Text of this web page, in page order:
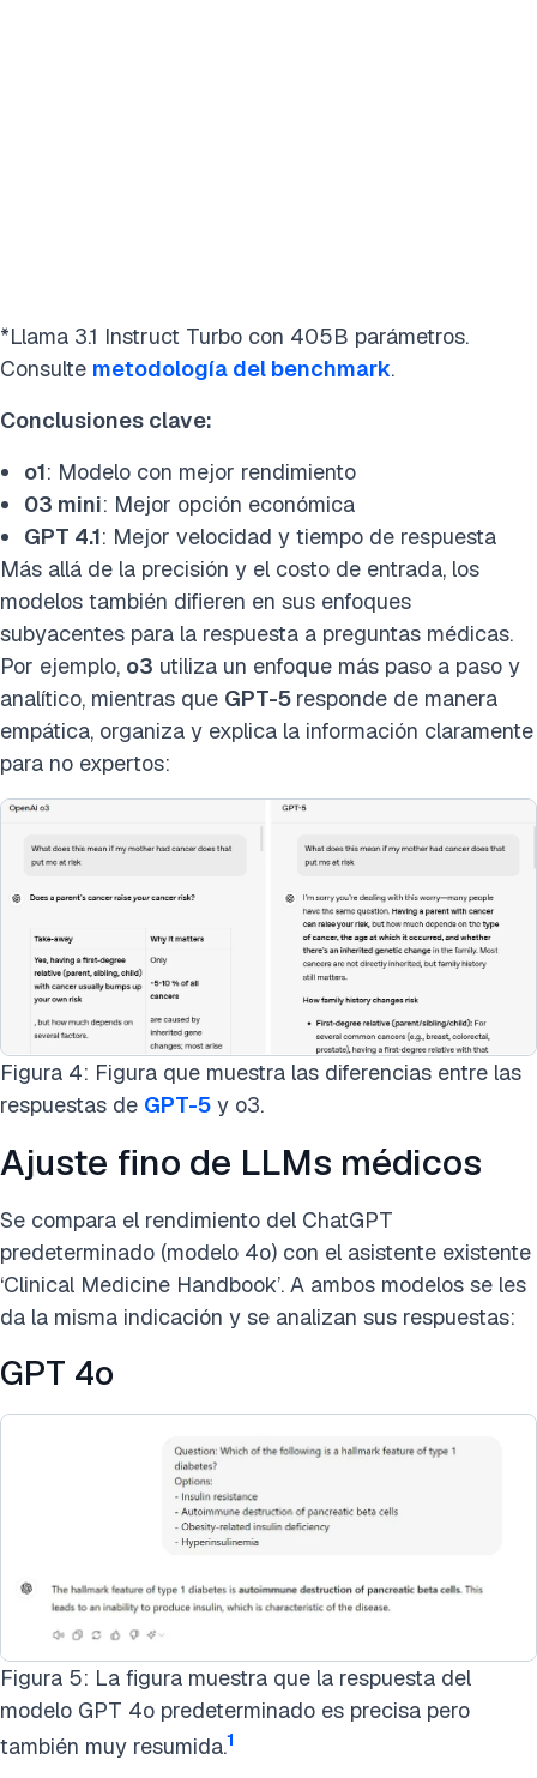
*Llama 3.1 Instruct Turbo con 405B parámetros.
Consulte metodología del benchmark.
Conclusiones clave:
o1: Modelo con mejor rendimiento
03 mini: Mejor opción económica
GPT 4.1: Mejor velocidad y tiempo de respuesta
Más allá de la precisión y el costo de entrada, los
modelos también difieren en sus enfoques
subyacentes para la respuesta a preguntas médicas.
Por ejemplo, o3 utiliza un enfoque más paso a paso y
analítico, mientras que GPT-5 responde de manera
empática, organiza y explica la información claramente
para no expertos:
Figura 4: Figura que muestra las diferencias entre las
respuestas de GPT-5 y o3.
Ajuste fino de LLMs médicos
Se compara el rendimiento del ChatGPT
predeterminado (modelo 4o) con el asistente existente
‘Clinical Medicine Handbook’. A ambos modelos se les
da la misma indicación y se analizan sus respuestas:
GPT 4o
Figura 5: La figura muestra que la respuesta del
modelo GPT 4o predeterminado es precisa pero
también muy resumida.1